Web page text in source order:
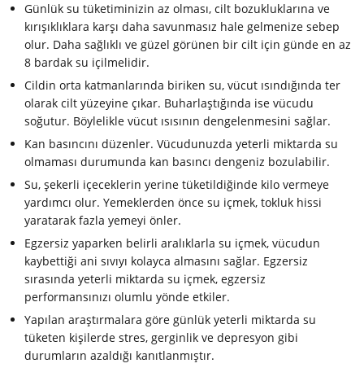
Günlük su tüketiminizin az olması, cilt bozukluklarına ve
kırışıklıklara karşı daha savunmasız hale gelmenize sebep
olur. Daha sağlıklı ve güzel görünen bir cilt için günde en az
8 bardak su içilmelidir.
Cildin orta katmanlarında biriken su, vücut ısındığında ter
olarak cilt yüzeyine çıkar. Buharlaştığında ise vücudu
soğutur. Böylelikle vücut ısısının dengelenmesini sağlar.
Kan basıncını düzenler. Vücudunuzda yeterli miktarda su
olmaması durumunda kan basıncı dengeniz bozulabilir.
Su, şekerli içeceklerin yerine tüketildiğinde kilo vermeye
yardımcı olur. Yemeklerden önce su içmek, tokluk hissi
yaratarak fazla yemeyi önler.
Egzersiz yaparken belirli aralıklarla su içmek, vücudun
kaybettiği ani sıvıyı kolayca almasını sağlar. Egzersiz
sırasında yeterli miktarda su içmek, egzersiz
performansınızı olumlu yönde etkiler.
Yapılan araştırmalara göre günlük yeterli miktarda su
tüketen kişilerde stres, gerginlik ve depresyon gibi
durumların azaldığı kanıtlanmıştır.